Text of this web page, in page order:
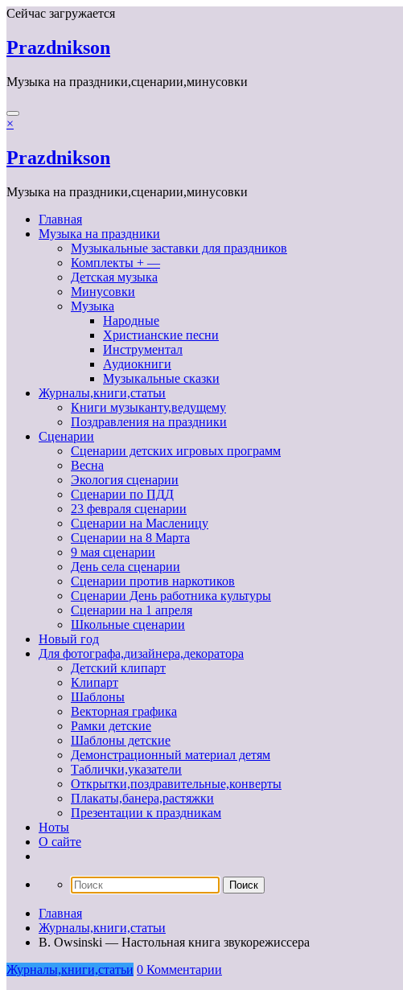
Перейти
содержимому
Сейчас загружается
Prazdnikson
Музыка на праздники,сценарии,минусовки
×
Prazdnikson
Музыка на праздники,сценарии,минусовки
Главная
Музыка на праздники
Музыкальные заставки для праздников
Комплекты + —
Детская музыка
Минусовки
Музыка
Народные
Христианские песни
Инструментал
Аудиокниги
Музыкальные сказки
Журналы,книги,статьи
Книги музыканту,ведущему
Поздравления на праздники
Сценарии
Сценарии детских игровых программ
Весна
Экология сценарии
Сценарии по ПДД
23 февраля сценарии
Сценарии на Масленицу
Сценарии на 8 Марта
9 мая сценарии
День села сценарии
Сценарии против наркотиков
Сценарии День работника культуры
Сценарии на 1 апреля
Школьные сценарии
Новый год
Для фотографа,дизайнера,декоратора
Детский клипарт
Клипарт
Шаблоны
Векторная графика
Рамки детские
Шаблоны детские
Демонстрационный материал детям
Таблички,указатели
Открытки,поздравительные,конверты
Плакаты,банера,растяжки
Презентации к праздникам
Ноты
О сайте
Главная
Журналы,книги,статьи
B. Owsinski — Настольная книга звукорежиссера
Журналы,книги,статьи 0 Комментарии